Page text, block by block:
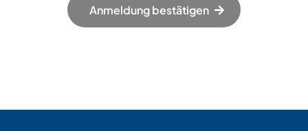
Anmeldung bestätigen